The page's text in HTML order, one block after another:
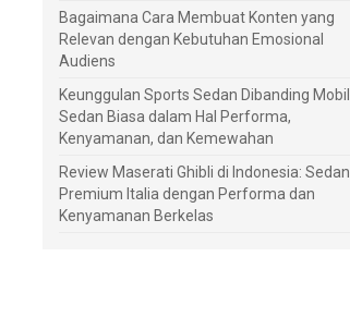
Bagaimana Cara Membuat Konten yang
Relevan dengan Kebutuhan Emosional
Audiens
Keunggulan Sports Sedan Dibanding Mobil
Sedan Biasa dalam Hal Performa,
Kenyamanan, dan Kemewahan
Review Maserati Ghibli di Indonesia: Sedan
Premium Italia dengan Performa dan
Kenyamanan Berkelas